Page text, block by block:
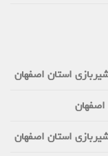
استان اصفهان
استان اصفهان